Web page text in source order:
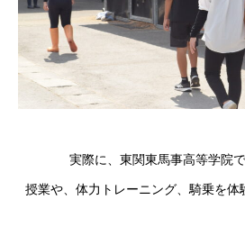
実際に、東関東馬事高等学院
授業や、体力トレーニング、騎乗を体